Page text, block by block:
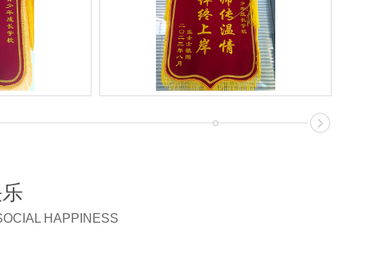
HAPPINESS